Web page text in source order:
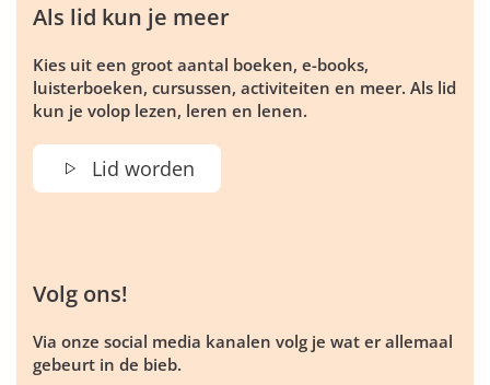
Als lid kun je meer
Kies uit een groot aantal boeken, e-books,
luisterboeken, cursussen, activiteiten en meer. Als lid
kun je volop lezen, leren en lenen.
Lid worden
Volg ons!
Via onze social media kanalen volg je wat er allemaal
gebeurt in de bieb.